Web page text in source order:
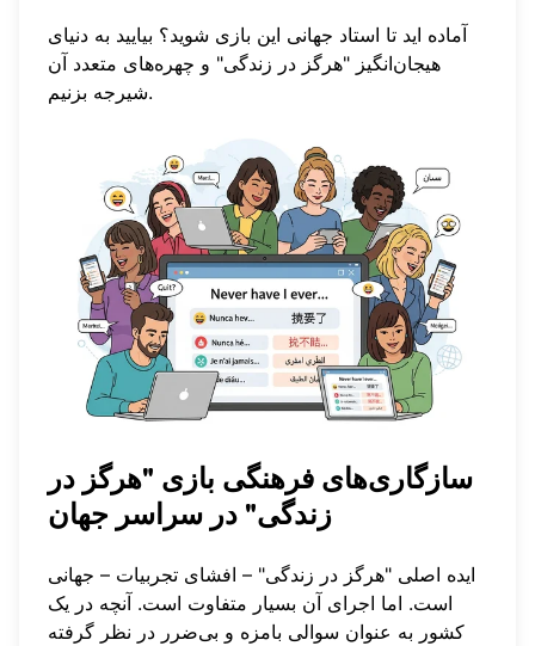
آماده اید تا استاد جهانی این بازی شوید؟ بیایید به دنیای
هیجان‌انگیز "هرگز در زندگی" و چهره‌های متعدد آن
شیرجه بزنیم.
سازگاری‌های فرهنگی بازی "هرگز در
زندگی" در سراسر جهان
ایده اصلی "هرگز در زندگی" – افشای تجربیات – جهانی
است. اما اجرای آن بسیار متفاوت است. آنچه در یک
کشور به عنوان سوالی بامزه و بی‌ضرر در نظر گرفته